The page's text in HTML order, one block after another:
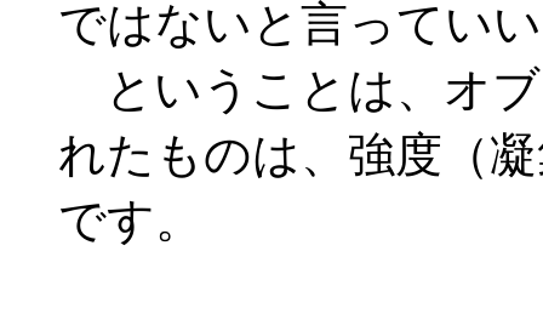
ではないと言ってい
ということは、オ
れたものは、強度（
です。